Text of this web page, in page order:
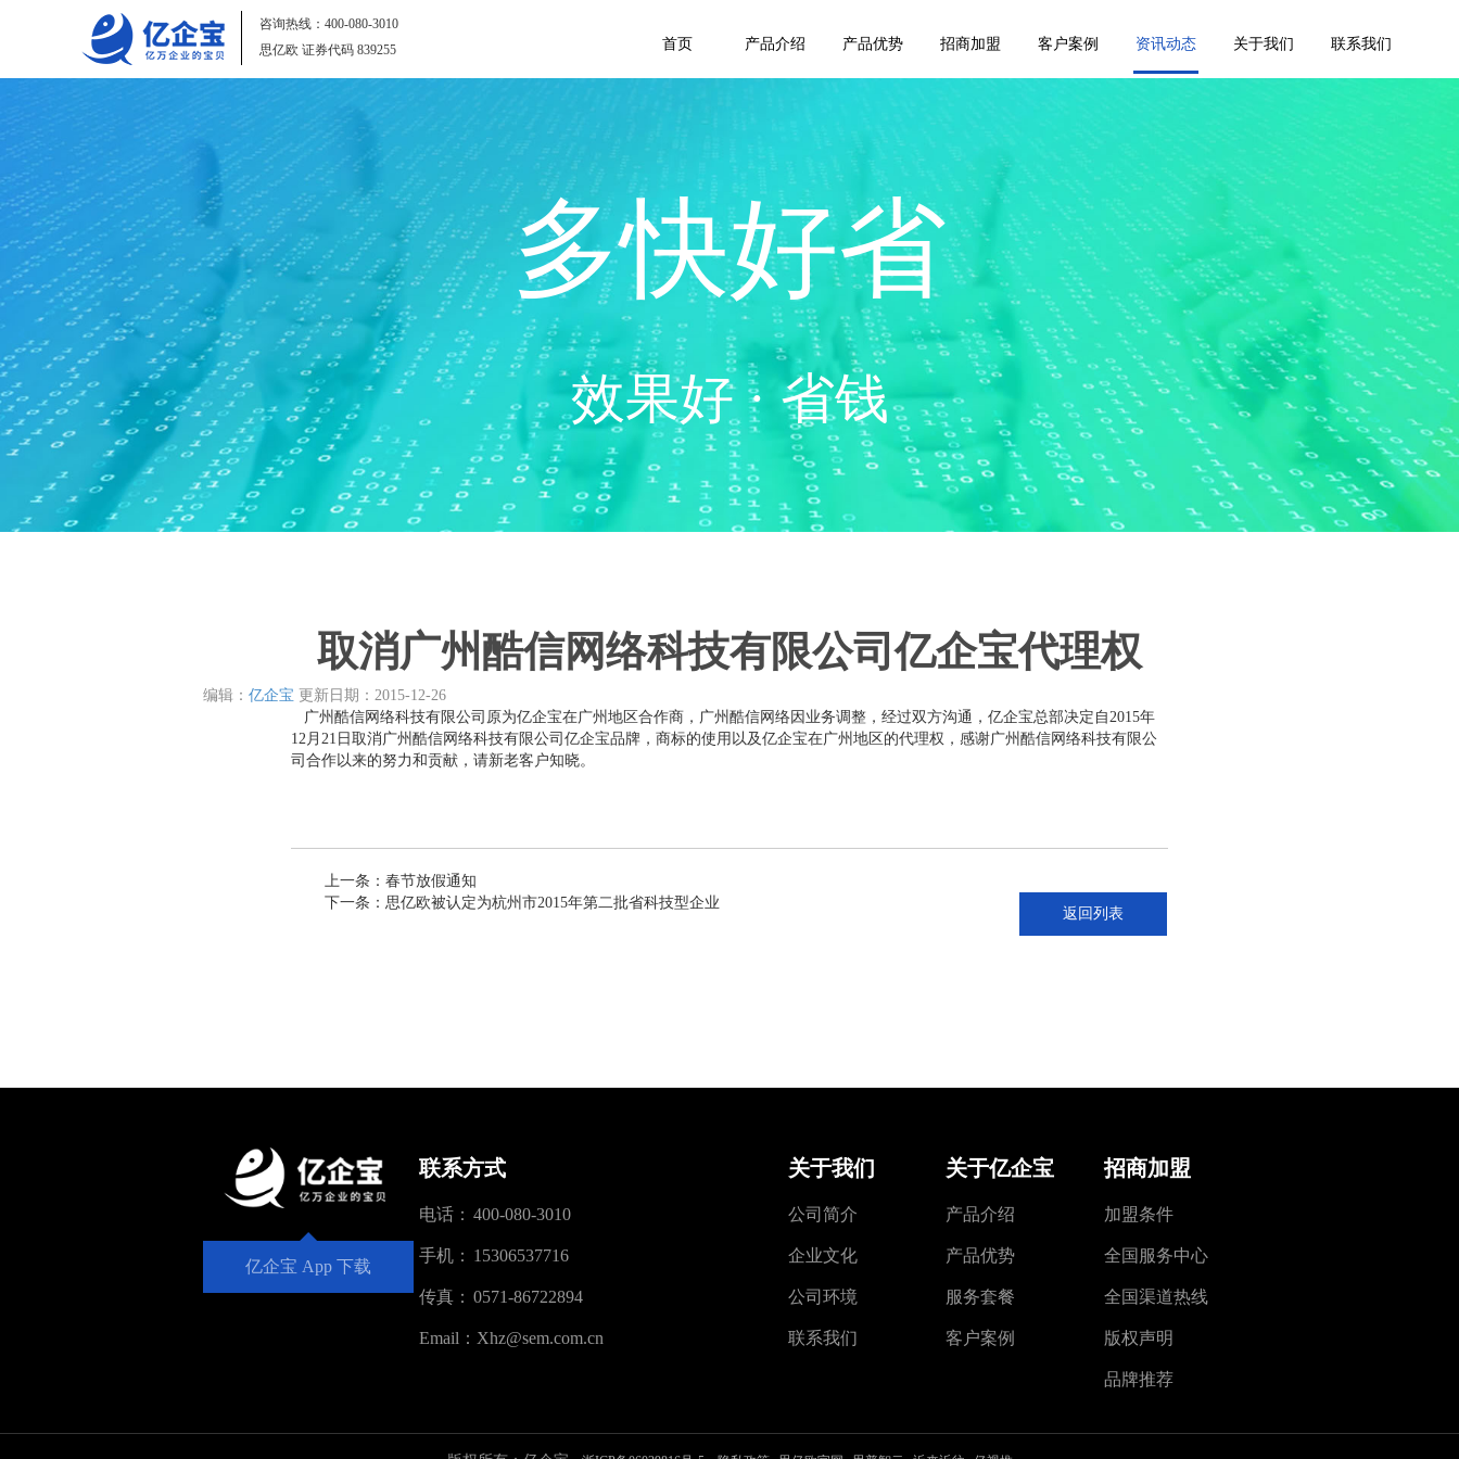
咨询热线： 400-080-3010
思亿欧 证券代码 839255 首页 产品介绍 产品优势 招商加盟 客户案例 资讯动态 关于我们 联系我们
多快好省
效果好 · 省钱
取消广州酷信网络科技有限公司亿企宝代理权
编辑： 亿企宝 更新日期： 2015-12-26
广州酷信网络科技有限公司原为亿企宝在广州地区合作商，广州酷信网络因业务调整，经过双方沟通，亿企宝总部决定自2015年
12月21日取消广州酷信网络科技有限公司亿企宝品牌，商标的使用以及亿企宝在广州地区的代理权，感谢广州酷信网络科技有限公
司合作以来的努力和贡献，请新老客户知晓。
上一条： 春节放假通知
下一条： 思亿欧被认定为杭州市2015年第二批省科技型企业
返回列表
亿企宝 App 下载
联系方式
电话： 400-080-3010
手机： 15306537716
传真： 0571-86722894
Email： Xhz@sem.com.cn
关于我们
公司简介
企业文化
公司环境
联系我们
关于亿企宝
产品介绍
产品优势
服务套餐
客户案例
招商加盟
加盟条件
全国服务中心
全国渠道热线
版权声明
品牌推荐